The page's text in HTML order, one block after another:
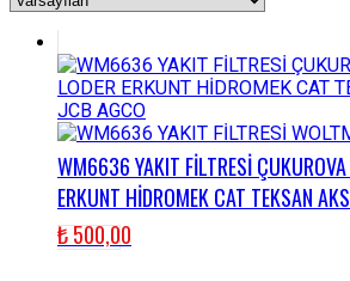
WM6636 YAKIT FİLTRESİ ÇUKUROVA
ERKUNT HİDROMEK CAT TEKSAN
₺500,00